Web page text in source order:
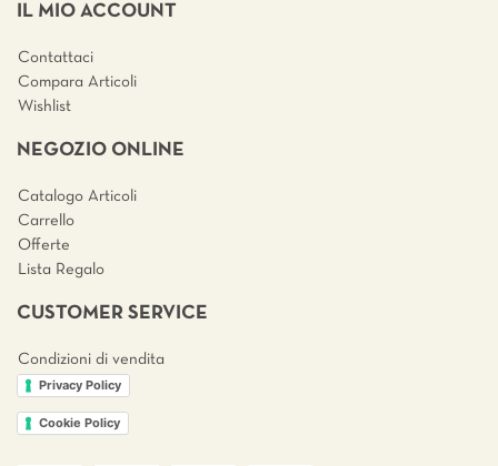
IL MIO ACCOUNT
Contattaci
Compara Articoli
Wishlist
NEGOZIO ONLINE
Catalogo Articoli
Carrello
Offerte
Lista Regalo
CUSTOMER SERVICE
Condizioni di vendita
Privacy Policy
Cookie Policy